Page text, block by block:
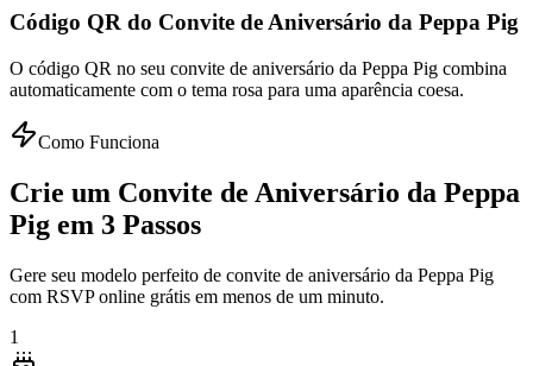
Código QR do Convite de Aniversário da Peppa Pig
O código QR no seu convite de aniversário da Peppa Pig combina
automaticamente com o tema rosa para uma aparência coesa.
Como Funciona
Crie um Convite de Aniversário da Peppa
Pig em 3 Passos
Gere seu modelo perfeito de convite de aniversário da Peppa Pig
com RSVP online grátis em menos de um minuto.
1